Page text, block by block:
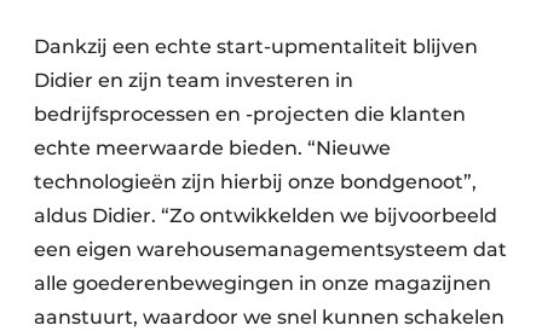
Dankzij een echte start-upmentaliteit blijven
Didier en zijn team investeren in
bedrijfsprocessen en -projecten die klanten
echte meerwaarde bieden. “Nieuwe
technologieën zijn hierbij onze bondgenoot”,
aldus Didier. “Zo ontwikkelden we bijvoorbeeld
een eigen warehousemanagementsysteem dat
alle goederenbewegingen in onze magazijnen
aanstuurt, waardoor we snel kunnen schakelen